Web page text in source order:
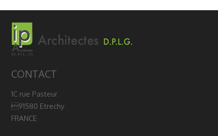
CONTACT
1C rue Pasteur
91580 Etrechy
FRANCE